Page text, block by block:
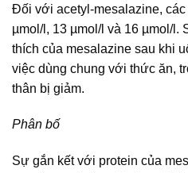
Đối với acetyl-mesalazine,
µmol/l, 13 µmol/l và 16 µmol/l.
thích của mesalazine sau khi
việc dùng chung với thức ăn,
thân bị giảm.
Phân bố
Sự gắn kết với protein của